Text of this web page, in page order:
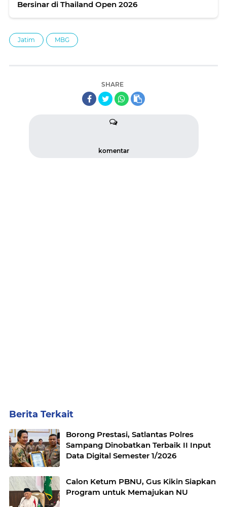
Bersinar di Thailand Open 2026
Jatim MBG
SHARE
komentar
Berita Terkait
Borong Prestasi, Satlantas Polres
Sampang Dinobatkan Terbaik II Input
Data Digital Semester 1/2026
Calon Ketum PBNU, Gus Kikin Siapkan
Program untuk Memajukan NU